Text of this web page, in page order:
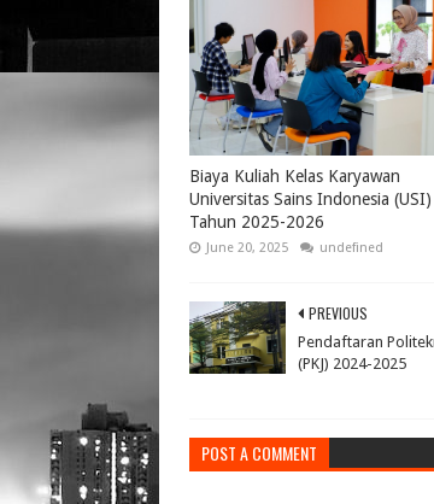
Biaya Kuliah Kelas Karyawan
Universitas Sains Indonesia (USI)
Tahun 2025-2026
June 20, 2025 undefined
PREVIOUS
Pendaftaran
(PKJ) 2024-2025
POST A COMMENT